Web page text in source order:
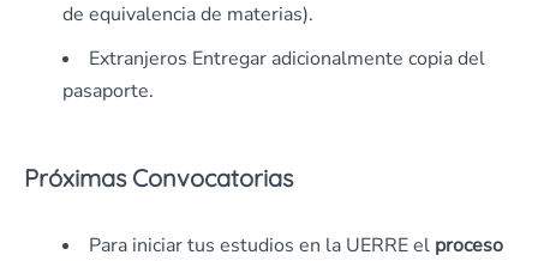
de equivalencia de materias).
Extranjeros Entregar adicionalmente copia del
pasaporte.
Próximas Convocatorias
Para iniciar tus estudios en la UERRE el proceso